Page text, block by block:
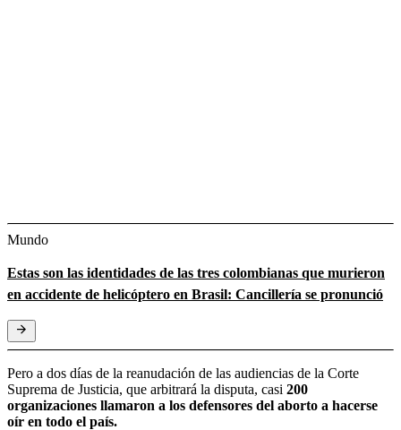
Mundo
Estas son las identidades de las tres colombianas que murieron
en accidente de helicóptero en Brasil: Cancillería se pronunció
Pero a dos días de la reanudación de las audiencias de la Corte
Suprema de Justicia, que arbitrará la disputa, casi 200
organizaciones llamaron a los defensores del aborto a hacerse
oír en todo el país.